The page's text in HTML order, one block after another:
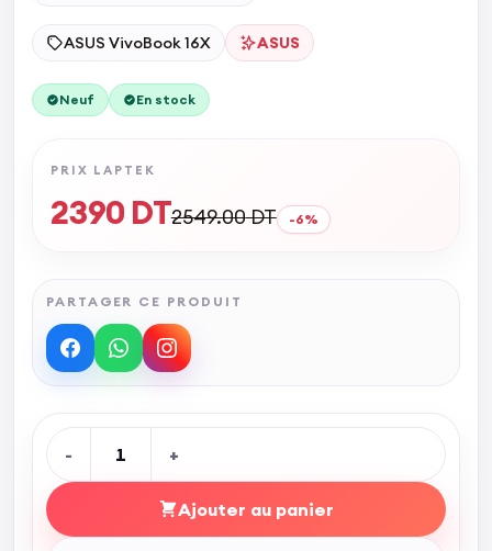
ASUS VivoBook 16X ASUS
Neuf En stock
PRIX LAPTEK
2390 DT2549.00DT -6%
PARTAGER CE PRODUIT
- 1 +
Ajouter au panier